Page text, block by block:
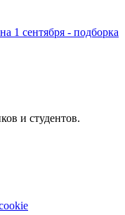
1 сентября - подборка
и студентов.